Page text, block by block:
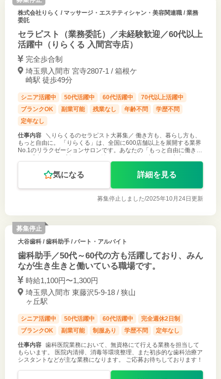
株式会社りらく / マッサージ・エステティシャン・美容関連職 / 業務
委託
セラピスト（業務委託）／未経験歓迎／60代以上
活躍中（りらくる 入間宮寺店）
完全歩合制
埼玉県入間市 宮寺2807-1 / 箱根ケ
崎駅 徒歩49分
シニア活躍中 50代活躍中 60代活躍中
70代以上活躍中
ブランクOK
副業可能 残業なし 年齢不問
学歴不問
定年なし
仕事内容
＼りらくるのセラピスト大募集／ 働き方も、暮らし方も、
もっと自由に。 「りらくる」は、全国に600店舗以上を展開する業界
No.1のリラクゼーションサロンです。あなたの「もっと自由に働きた
い」「今からでも新しいことを始めたい」という想いを、充実したサ
ポート体制で
気になる 詳細を見る
募集停止しました/2025年10月24日更新
募集停止
大谷歯科/ 歯科助手 / パート・アルバイト
歯科助手／50代～60代の方も活躍しており、みん
なが生き生きと働いている職場です。
時給1,100円〜1,300円
埼玉県入間市 東藤沢5-9-18 / 狭山
ヶ丘駅
シニア活躍中 50代活躍中 60代活躍中
完全週休2日制
ブランクOK
副業可能 制服あり 学歴不問 定年なし
仕事内容 歯科医院業務において、無資格にて行える業務を担当して
もらいます。 医院内清掃、消毒等環境整理、また初歩的な歯科治療ア
シスタントなどが主な業務になります。 ご応募お待ちしております！